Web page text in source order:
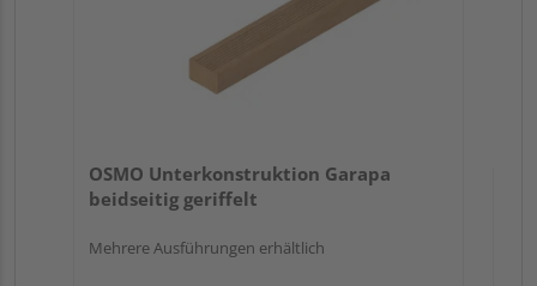
OSMO Unterkonstruktion Garapa
beidseitig geriffelt
Mehrere Ausführungen erhältlich